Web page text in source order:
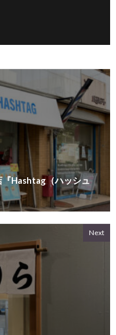
Hashtag（ハッシュ
Next